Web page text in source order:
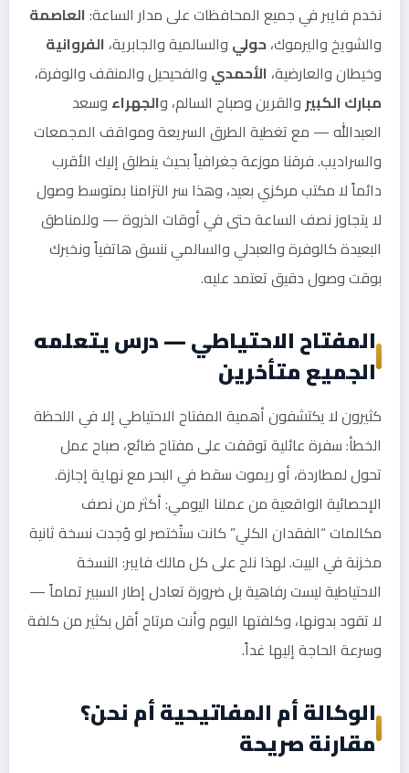
نخدم فايبر في جميع المحافظات على مدار الساعة:العاصمة
والشويخ واليرموك،حولي والسالمية والجابرية، الفروانية
وخيطان والعارضية، الأحمدي والفحيحيل والمنقف والوفرة،
مبارك الكبيروالقرين وصباح السالم، والجهراء وسعد
العبدالله — مع تغطية الطرق السريعة ومواقف المجمعات
والسراديب. فرقنا موزعة جغرافياً بحيث ينطلق إليك الأقرب
دائماً لا مكتب مركزي بعيد، وهذا سر التزامنا بمتوسط وصول
لا يتجاوز نصف الساعة حتى في أوقات الذروة — وللمناطق
البعيدة كالوفرة والعبدلي والسالمي ننسق هاتفياً ونخبرك
بوقت وصول دقيق تعتمد عليه.
المفتاح الاحتياطي — درس يتعلمه
الجميع متأخرين
كثيرون لا يكتشفون أهمية المفتاح الاحتياطي إلا في اللحظة
الخطأ: سفرة عائلية توقفت على مفتاح ضائع، صباح عمل
تحول لمطاردة، أو ريموت سقط في البحر مع نهاية إجازة.
الإحصائية الواقعية من عملنا اليومي: أكثر من نصف
مكالمات “الفقدان الكلي” كانت ستُختصر لو وُجدت نسخة ثانية
مخزنة في البيت. لهذا نلح على كل مالك فايبر: النسخة
الاحتياطية ليست رفاهية بل ضرورة تعادل إطار السبير تماماً —
لا تقود بدونها، وكلفتها اليوم وأنت مرتاح أقل بكثير من كلفة
وسرعة الحاجة إليها غداً.
الوكالة أم المفاتيحية أم نحن؟
مقارنة صريحة